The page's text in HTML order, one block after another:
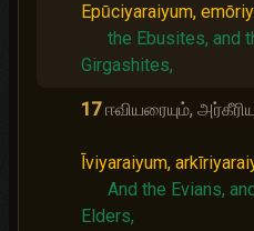
Epūciyaraiyum,
the Ebusites, and
Girgashites,
17 ஈவியரையும்,
Īviyaraiyum,
And the Evians,
Elders,